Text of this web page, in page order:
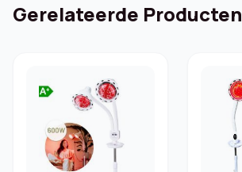
Gerelateerde Producten